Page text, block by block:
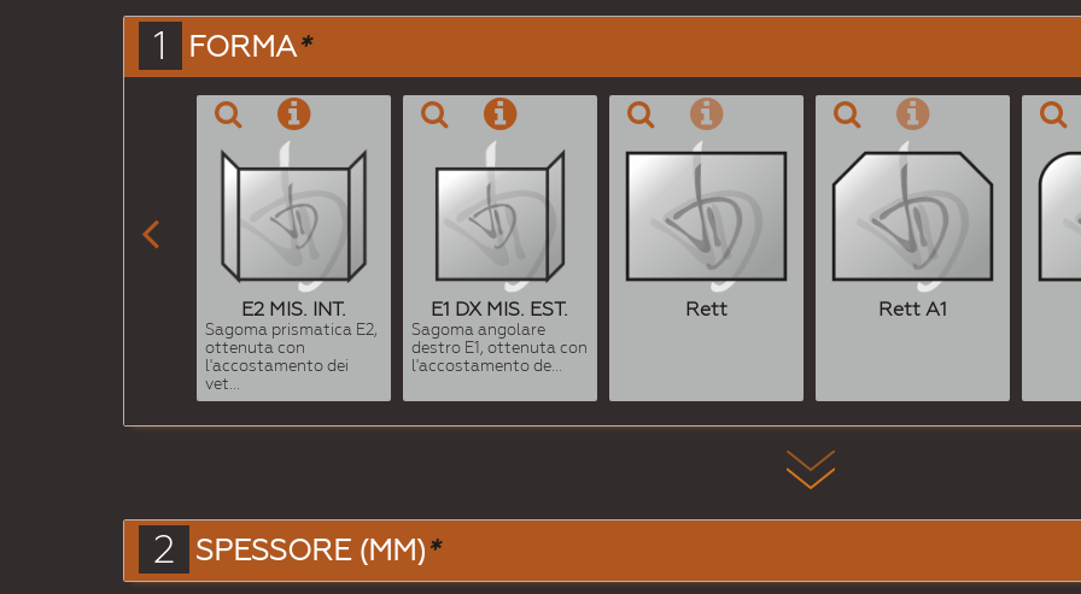
1 FORMA*
E2 MIS. INT.
Sagoma prismatica E2,
ottenuta con
l'accostamento dei
vet...
E1 DX MIS. EST.
Sagoma angolare
destro E1, ottenuta con
l'accostamento de...
Rett Rett A1

2 SPESSORE (MM)*